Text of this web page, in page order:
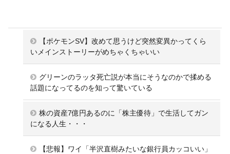
【ポケモンSV】改めて思うけど突然変異かってくら
いメインストーリーがめちゃくちゃいい
グリーンのラッタ死亡説が本当にそうなのかで揉める
話題になってるのを知って驚いている
株の資産7億円あるのに「株主優待」で生活してガン
になる人生・・・
【悲報】ワイ「半沢直樹みたいな銀行員カッコいい」